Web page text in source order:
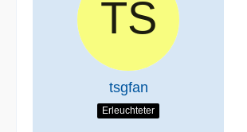
tsgfan
Erleuchteter